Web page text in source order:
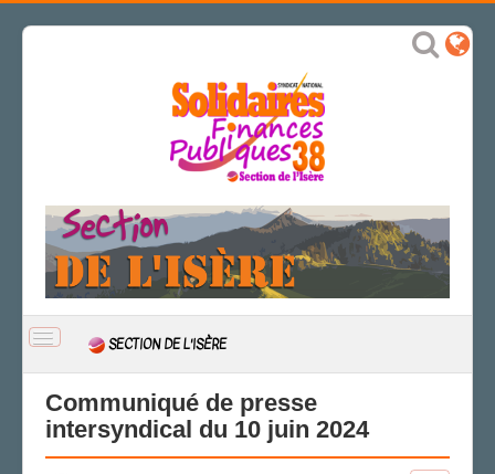
BASCULER
NAVIGATION
SECTION DE L'ISÈRE
ACTUALITÉ
CSAL
Communiqué de presse
intersyndical du 10 juin 2024